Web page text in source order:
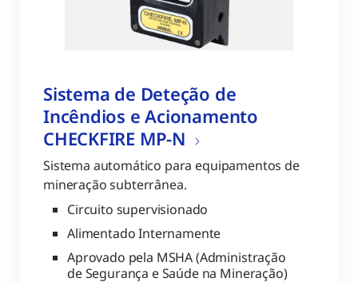
Sistema de Deteção de
Incêndios e Acionamento
CHECKFIRE MP-N
Sistema automático para equipamentos de
mineração subterrânea.
Circuito supervisionado
Alimentado Internamente
Aprovado pela MSHA (Administração
de Segurança e Saúde na Mineração)